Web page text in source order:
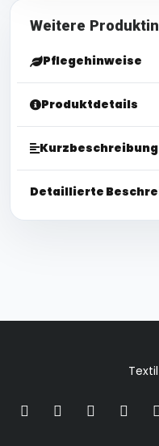
Weitere
Pflegehinweise
Produktdetails
Kurzbeschreibung
Detaillierte